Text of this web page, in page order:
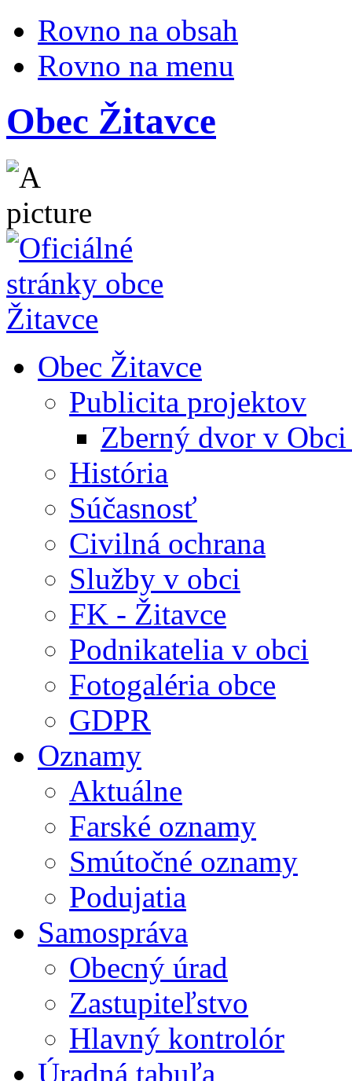
Rovno na obsah
Rovno na menu
Obec Žitavce
Obec Žitavce
Publicita projektov
Zberný dvor v
História
Súčasnosť
Civilná ochrana
Služby v obci
FK - Žitavce
Podnikatelia v obci
Fotogaléria obce
GDPR
Oznamy
Aktuálne
Farské oznamy
Smútočné oznamy
Podujatia
Samospráva
Obecný úrad
Zastupiteľstvo
Hlavný kontrolór
Úradná tabuľa